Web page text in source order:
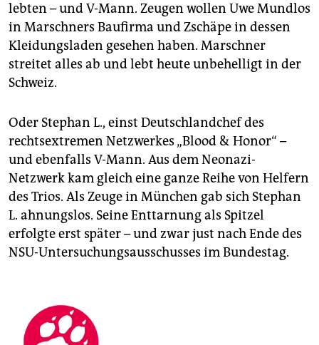
lebten – und V-Mann. Zeugen wollen Uwe Mundlos
in Marschners Baufirma und Zschäpe in dessen
Kleidungsladen gesehen haben. Marschner
streitet alles ab und lebt heute unbehelligt in der
Schweiz.
Oder Stephan L., einst Deutschlandchef des
rechtsextremen Netzwerkes „Blood & Honor“ –
und ebenfalls V-Mann. Aus dem Neonazi-
Netzwerk kam gleich eine ganze Reihe von Helfern
des Trios. Als Zeuge in München gab sich Stephan
L. ahnungslos. Seine Enttarnung als Spitzel
erfolgte erst später – und zwar just nach Ende des
NSU-Untersuchungsausschusses im Bundestag.